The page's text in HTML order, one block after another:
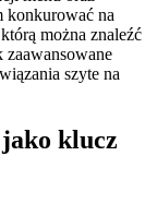
konkurować na
można znaleźć
zaawansowane
szyte na
klucz